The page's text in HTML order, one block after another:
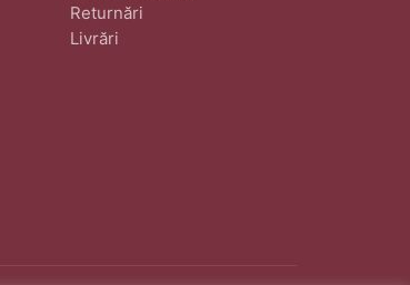
Returnări
Livrări